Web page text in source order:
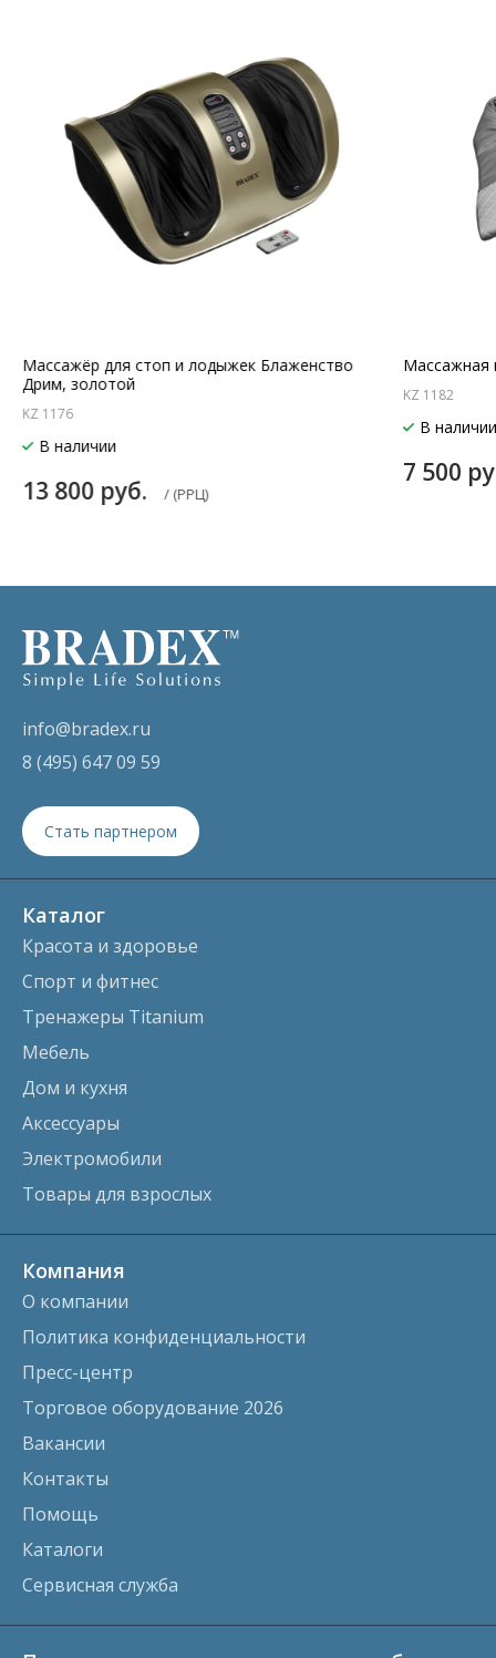
Массажёр для стоп и лодыжек Блаженство
Дрим, золотой
KZ 1176
В наличии
13 800 руб. / (РРЦ)
Массажная
KZ 1182
В
7 500
info@bradex.ru
8 (495) 647 09 59
Стать партнером
Каталог
Красота и здоровье
Спорт и фитнес
Тренажеры Titanium
Мебель
Дом и кухня
Аксессуары
Электромобили
Товары для взрослых
Компания
О компании
Политика конфиденциальности
Пресс-центр
Торговое оборудование 2026
Вакансии
Контакты
Помощь
Каталоги
Сервисная служба